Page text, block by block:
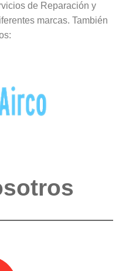
de Reparación y
marcas. También